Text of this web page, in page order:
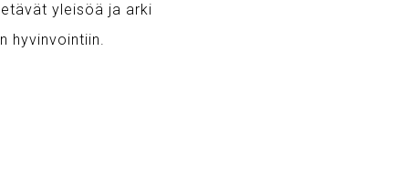
yleisöä ja arki
hyvinvointiin.